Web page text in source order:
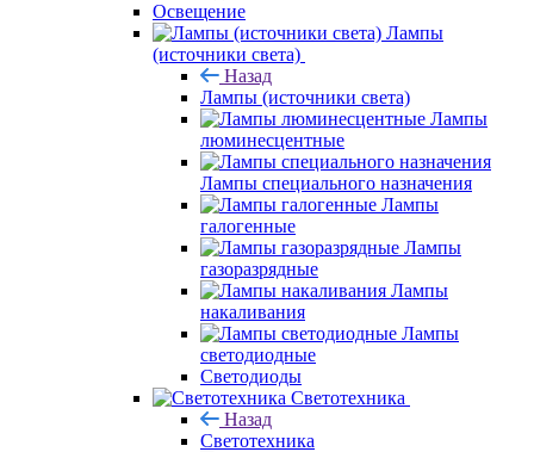
Освещение
Лампы
(источники света)
Назад
Лампы (источники света)
Лампы
люминесцентные
Лампы специального назначения
Лампы
галогенные
Лампы
газоразрядные
Лампы
накаливания
Лампы
светодиодные
Светодиоды
Светотехника
Назад
Светотехника